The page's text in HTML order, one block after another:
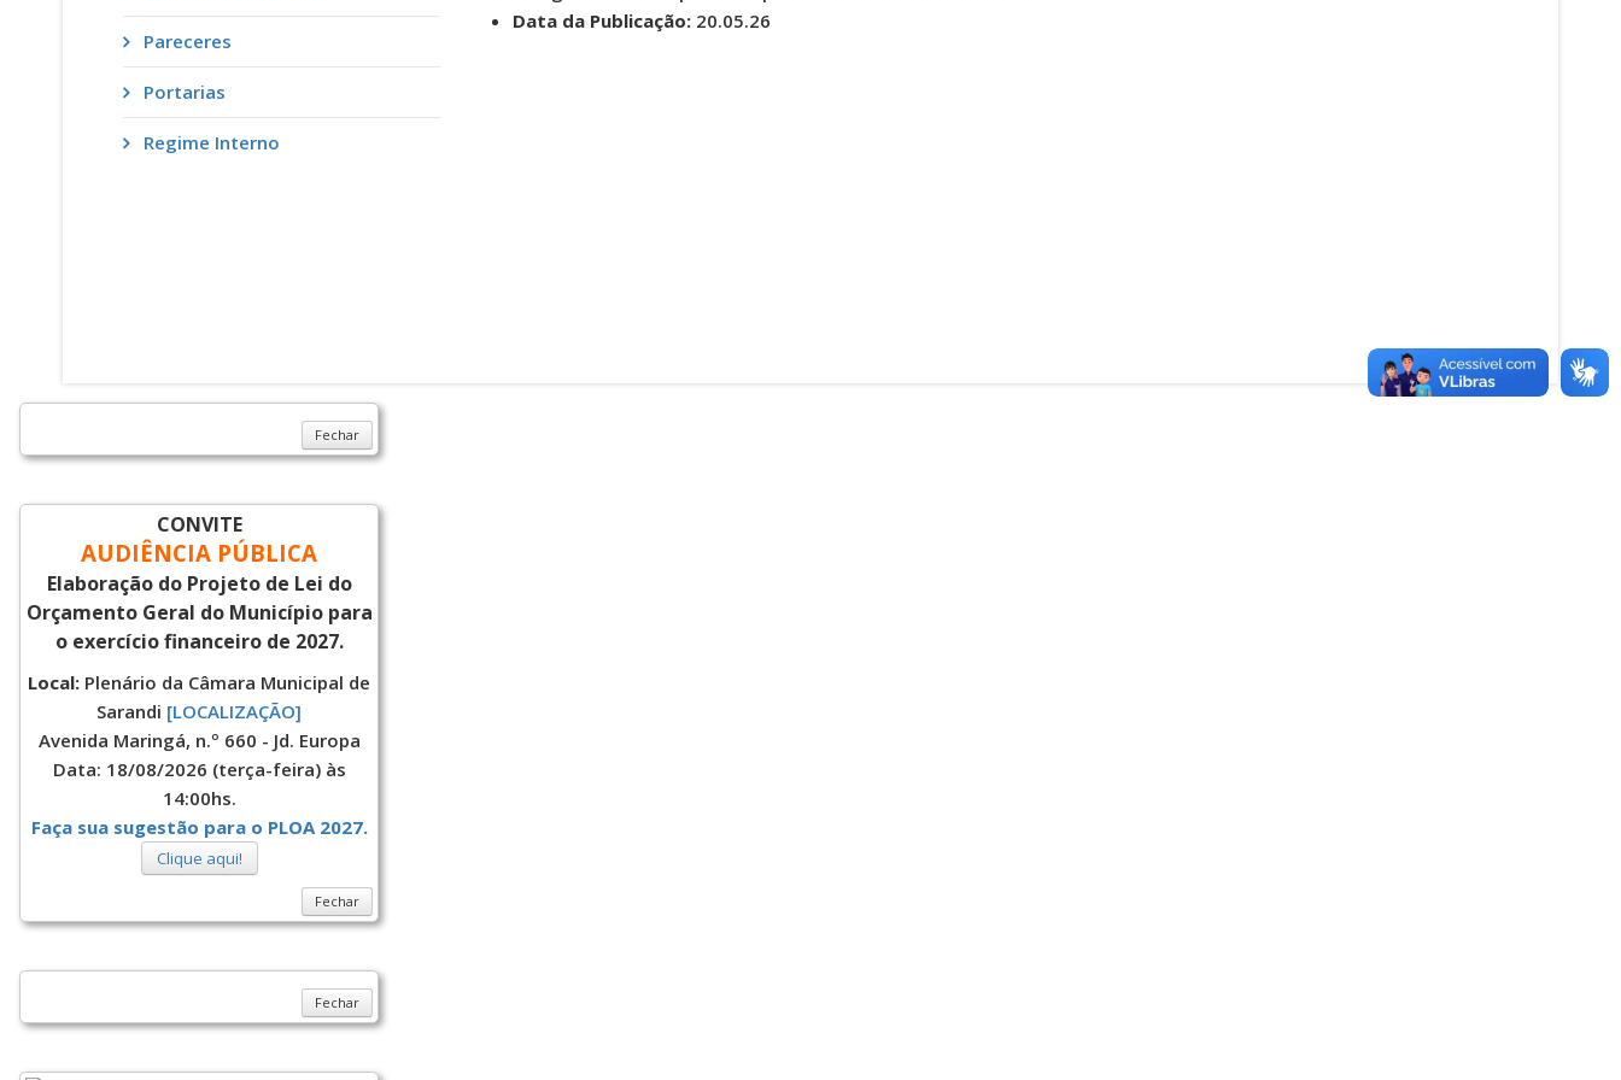
Pareceres
Portarias
Regime Interno
Data da Publicação: 20.05.26
Fechar
CONVITE
AUDIÊNCIA PÚBLICA
Elaboração do Projeto de Lei do
Orçamento Geral do Município para
o exercício financeiro de 2027.
Local: Plenário da Câmara Municipal de
Sarandi [LOCALIZAÇÃO]
Avenida Maringá, n.º 660 - Jd. Europa
Data: 18/08/2026 (terça-feira) às
14:00hs.
Faça sua sugestão para o PLOA 2027.
Clique aqui!
Fechar
Fechar